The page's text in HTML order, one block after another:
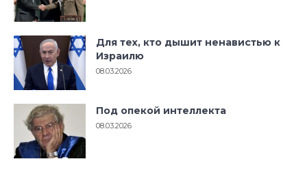
Для тех, кто дышит ненавистью к
Израилю
08.03.2026
Под опекой интеллекта
08.03.2026